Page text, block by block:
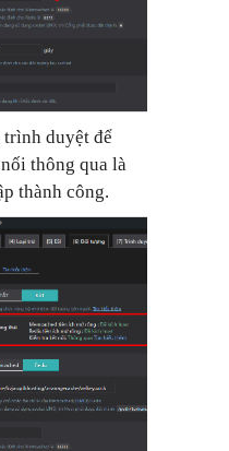
trình duyệt để
thông qua là
thành công.